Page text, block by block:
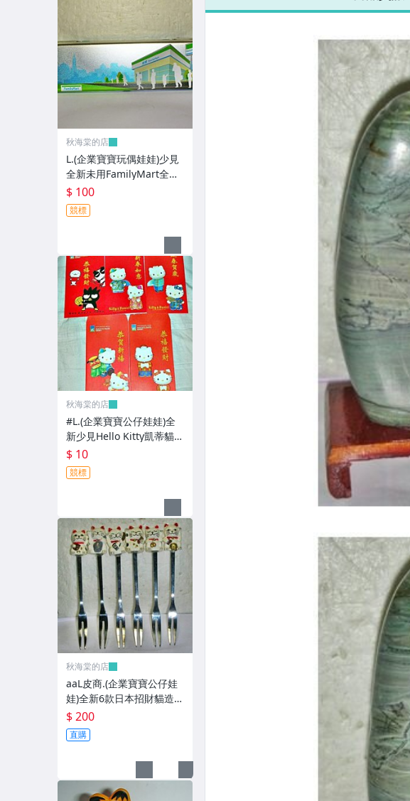
秋海棠的店
L.(企業寶寶玩偶娃娃)少見
全新未用FamilyMart全家
便利商店鐵質筆盒!--值得
擁有!
$ 100
競標
秋海棠的店
#L.(企業寶寶公仔娃娃)全
新少見Hello Kitty凱蒂貓/
酷企鵝造型紅包袋5個一套
誠泰銀行所贈!
$ 10
競標
秋海棠的店
aaL皮商.(企業寶寶公仔娃
娃)全新6款日本招財貓造型
叉子6入!!--造型都不一樣值
得收藏!!/大4/-P
$ 200
直購